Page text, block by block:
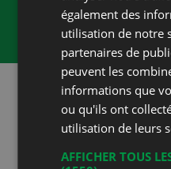
ouverture sur
Restez au courant!
Suivez-nous sur les réseaux
également des
utilisation de notre
partenaires de
peuvent les
informations que
ou qu'ils ont
utilisation de leurs
AFFICHER TOUS